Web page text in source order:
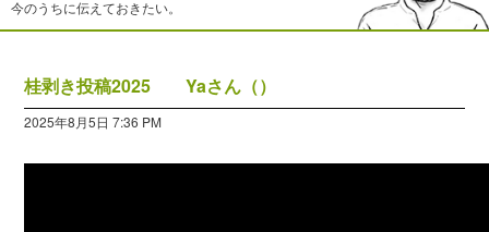
今のうちに伝えておきたい。
桂剥き投稿2025 Yaさん（）
2025年8月5日 7:36 PM